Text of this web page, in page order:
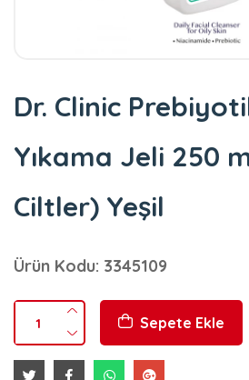
Dr. Clinic
Yıkama Jeli 250
Ciltler) Yeşil
Ürün Kodu: 3345109
Sepete Ekle